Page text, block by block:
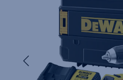
Edellinen